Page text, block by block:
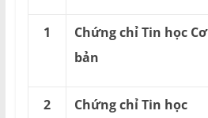
1
Chứng chỉ Tin học Cơ
bản
2
Chứng chỉ Tin học